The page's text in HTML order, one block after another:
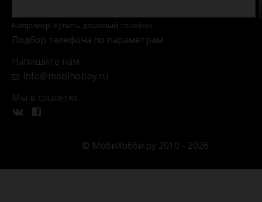
Например: Купить дешевый телефон
Подбор телефона по параметрам
Напишите нам
info@mobihobby.ru
Мы в соцсетях
© МобиХобби.ру 2010 - 2026